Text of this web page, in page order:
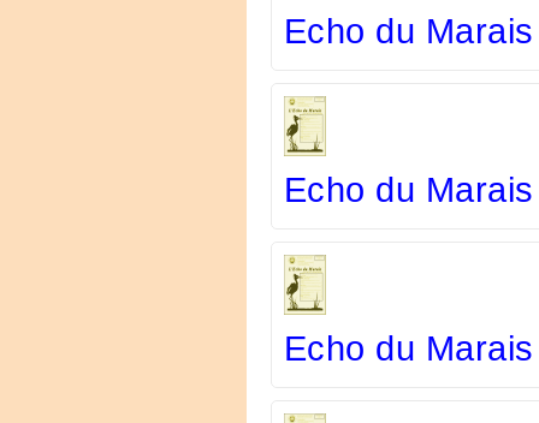
Echo du
Echo du
Echo du